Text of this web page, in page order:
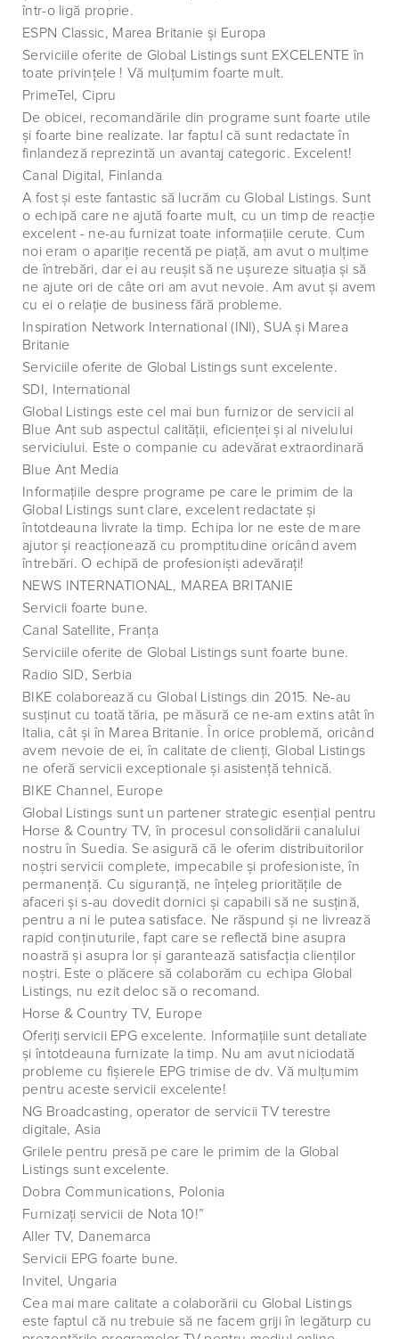
într-o ligă proprie.
ESPN Classic, Marea Britanie şi Europa
Serviciile oferite de Global Listings sunt EXCELENTE în
toate privinţele ! Vă mulţumim foarte mult.
PrimeTel, Cipru
De obicei, recomandările din programe sunt foarte utile
şi foarte bine realizate. Iar faptul că sunt redactate în
finlandeză reprezintă un avantaj categoric. Excelent!
Canal Digital, Finlanda
A fost şi este fantastic să lucrăm cu Global Listings. Sunt
o echipă care ne ajută foarte mult, cu un timp de reacţie
excelent - ne-au furnizat toate informaţiile cerute. Cum
noi eram o apariţie recentă pe piaţă, am avut o mulţime
de întrebări, dar ei au reuşit să ne uşureze situaţia şi să
ne ajute ori de câte ori am avut nevoie. Am avut şi avem
cu ei o relaţie de business fără probleme.
Inspiration Network International (INI), SUA şi Marea
Britanie
Serviciile oferite de Global Listings sunt excelente.
SDI, International
Global Listings este cel mai bun furnizor de servicii al
Blue Ant sub aspectul calităţii, eficienţei şi al nivelului
serviciului. Este o companie cu adevărat extraordinară
Blue Ant Media
Informaţiile despre programe pe care le primim de la
Global Listings sunt clare, excelent redactate şi
întotdeauna livrate la timp. Echipa lor ne este de mare
ajutor şi reacţionează cu promptitudine oricând avem
întrebări. O echipă de profesionişti adevăraţi!
NEWS INTERNATIONAL, MAREA BRITANIE
Servicii foarte bune.
Canal Satellite, Franţa
Serviciile oferite de Global Listings sunt foarte bune.
Radio SID, Serbia
BIKE colaborează cu Global Listings din 2015. Ne-au
susţinut cu toată tăria, pe măsură ce ne-am extins atât în
Italia, cât şi în Marea Britanie. În orice problemă, oricând
avem nevoie de ei, în calitate de clienţi, Global Listings
ne oferă servicii exceptionale şi asistenţă tehnică.
BIKE Channel, Europe
Global Listings sunt un partener strategic esenţial pentru
Horse & Country TV, în procesul consolidării canalului
nostru în Suedia. Se asigură că le oferim distribuitorilor
noştri servicii complete, impecabile şi profesioniste, în
permanenţă. Cu siguranţă, ne înţeleg priorităţile de
afaceri şi s-au dovedit dornici şi capabili să ne susţină,
pentru a ni le putea satisface. Ne răspund şi ne livrează
rapid conţinuturile, fapt care se reflectă bine asupra
noastră şi asupra lor şi garantează satisfacţia clienţilor
noştri. Este o plăcere să colaborăm cu echipa Global
Listings, nu ezit deloc să o recomand.
Horse & Country TV, Europe
Oferiţi servicii EPG excelente. Informaţiile sunt detaliate
şi întotdeauna furnizate la timp. Nu am avut niciodată
probleme cu fişierele EPG trimise de dv. Vă mulţumim
pentru aceste servicii excelente!
NG Broadcasting, operator de servicii TV terestre
digitale, Asia
Grilele pentru presă pe care le primim de la Global
Listings sunt excelente.
Dobra Communications, Polonia
Furnizaţi servicii de Nota 10!”
Aller TV, Danemarca
Servicii EPG foarte bune.
Invitel, Ungaria
Cea mai mare calitate a colaborării cu Global Listings
este faptul că nu trebuie să ne facem griji în legăturp cu